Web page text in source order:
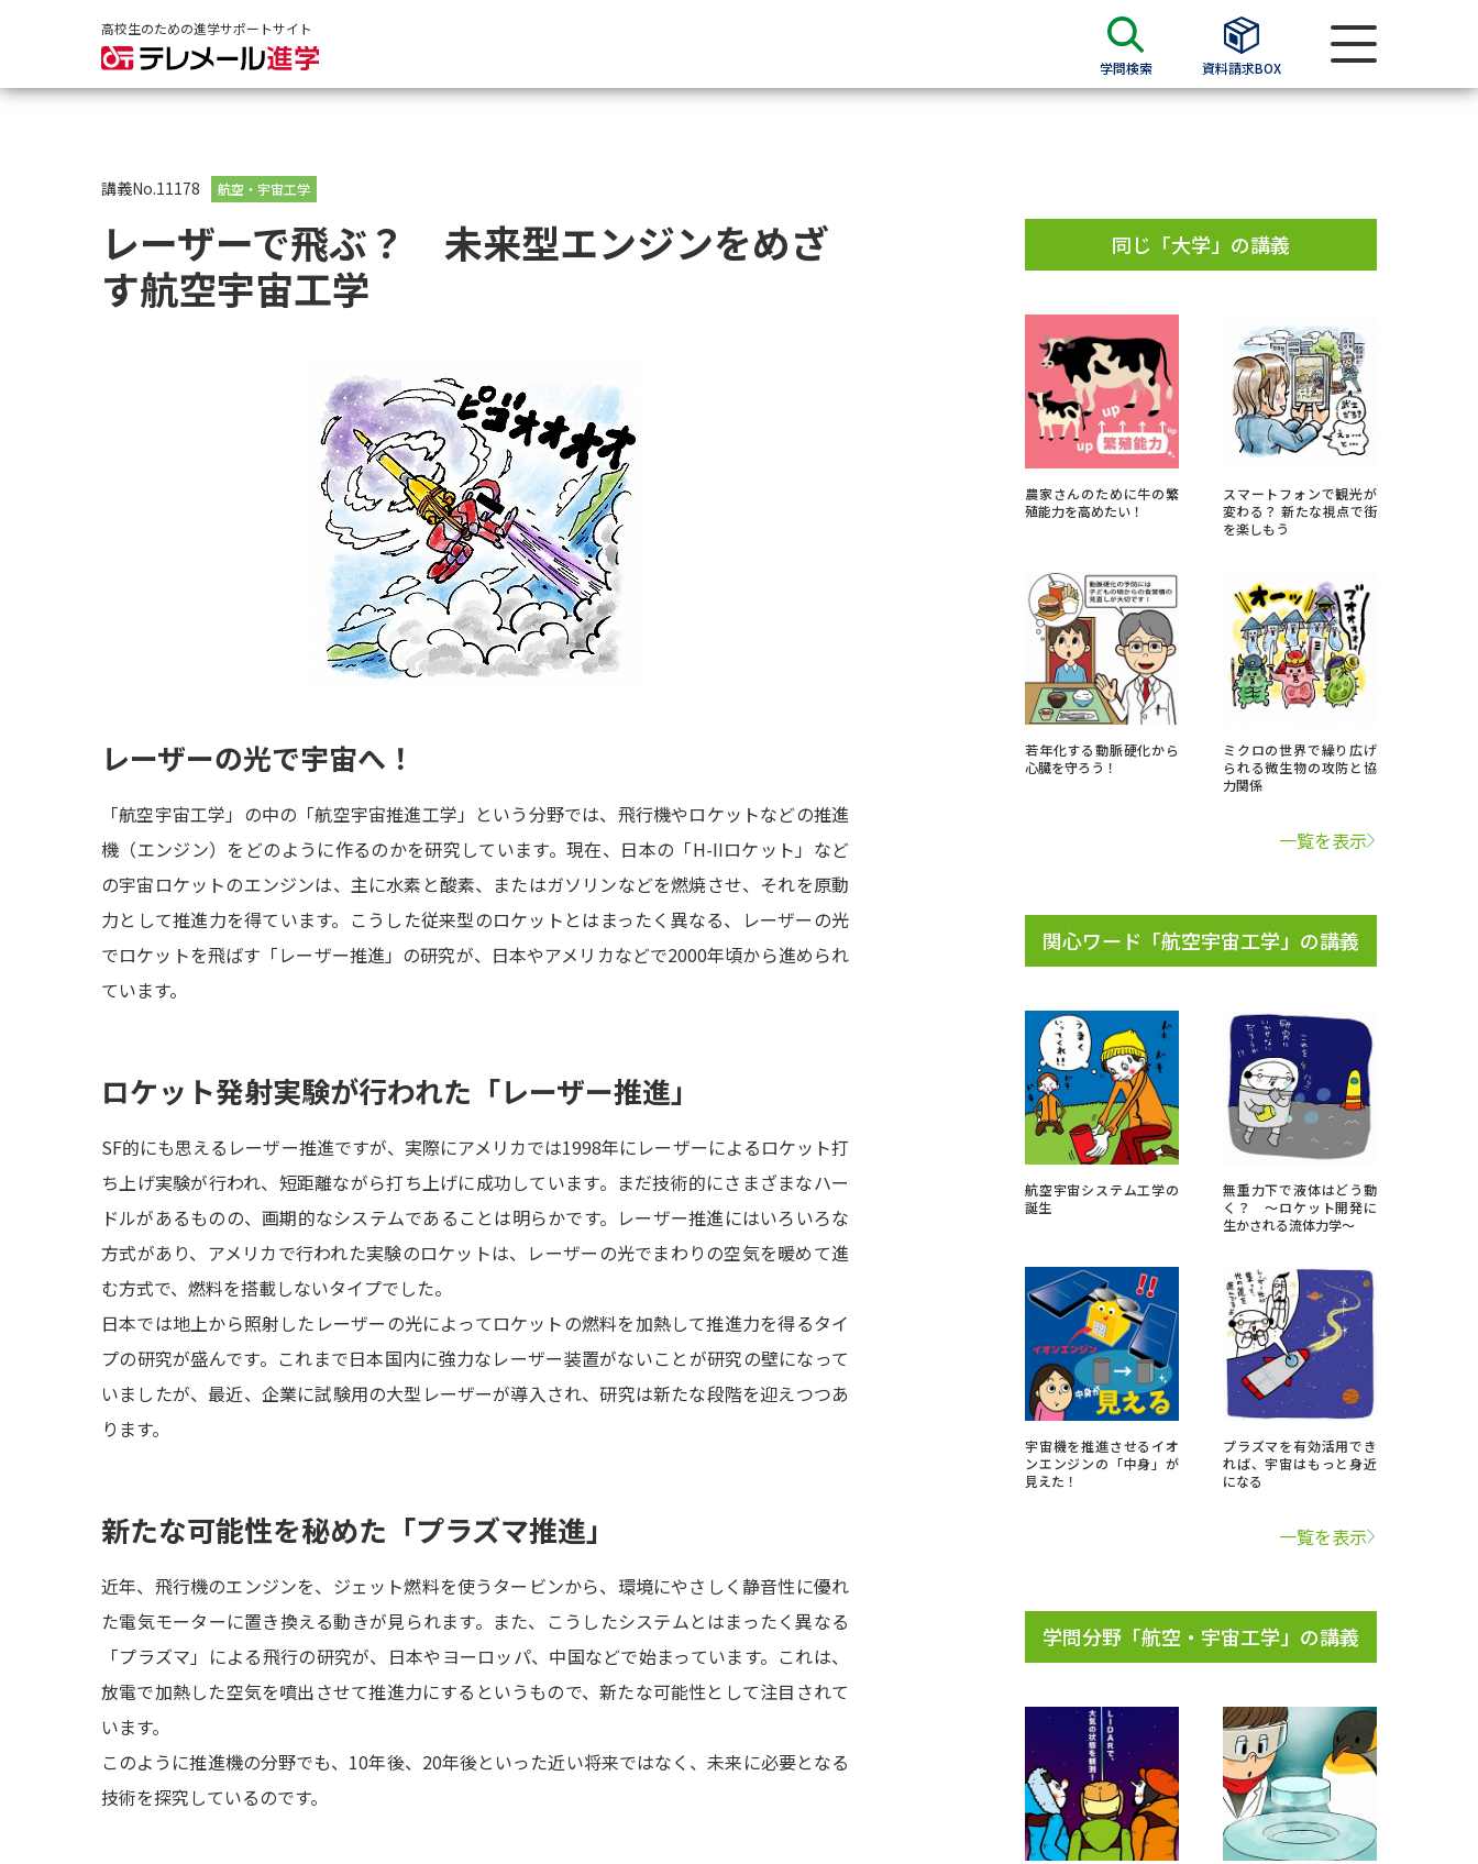
高校生のための進学サポートサイト
学問検索 資料請求BOX
大学・短大の資料種類から請求
学部・学科パンフ
過去問題集
留学・進学関連、塾・予備校
高等学校卒業程度認定試験
小学校教員資格認定試験
大学検索
大学で学べる内容や特徴を調べる
新増設大学・学部・学科特集
データサイエンス特集
進路の３択
新学年スタート号特集ページ（高3生用）
新学年スタート号特集ページ（高2生用）
実施プログラムから探す
来場型・Web型イベント特集
受験準備 資料検索
志望校・出願校を調べる
併願校選び 受験スケジュールを立てよう
先輩が入学を決めた理由
新生活お役立ちガイド
大学で学びたい学問発見
学問のミニ講義「夢ナビ講義」 学問分野解説 学問の教科書 夢ナビライブ
ユーザーサポート
このサイトについて
講義No.11178 航空・宇宙工学
レーザーで飛ぶ？ 未来型エンジンをめざ
す航空宇宙工学
レーザーの光で宇宙へ！
「航空宇宙工学」の中の「航空宇宙推進工学」という分野では、飛行機やロケットなどの推進
機（エンジン）をどのように作るのかを研究しています。現在、日本の「H-IIロケット」など
の宇宙ロケットのエンジンは、主に水素と酸素、またはガソリンなどを燃焼させ、それを原動
力として推進力を得ています。こうした従来型のロケットとはまったく異なる、レーザーの光
でロケットを飛ばす「レーザー推進」の研究が、日本やアメリカなどで2000年頃から進められ
ています。
ロケット発射実験が行われた「レーザー推進」
SF的にも思えるレーザー推進ですが、実際にアメリカでは1998年にレーザーによるロケット打
ち上げ実験が行われ、短距離ながら打ち上げに成功しています。まだ技術的にさまざまなハー
ドルがあるものの、画期的なシステムであることは明らかです。レーザー推進にはいろいろな
方式があり、アメリカで行われた実験のロケットは、レーザーの光でまわりの空気を暖めて進
む方式で、燃料を搭載しないタイプでした。
日本では地上から照射したレーザーの光によってロケットの燃料を加熱して推進力を得るタイ
プの研究が盛んです。これまで日本国内に強力なレーザー装置がないことが研究の壁になって
いましたが、最近、企業に試験用の大型レーザーが導入され、研究は新たな段階を迎えつつあ
ります。
新たな可能性を秘めた「プラズマ推進」
近年、飛行機のエンジンを、ジェット燃料を使うタービンから、環境にやさしく静音性に優れ
た電気モーターに置き換える動きが見られます。また、こうしたシステムとはまったく異なる
「プラズマ」による飛行の研究が、日本やヨーロッパ、中国などで始まっています。これは、
放電で加熱した空気を噴出させて推進力にするというもので、新たな可能性として注目されて
います。
このように推進機の分野でも、10年後、20年後といった近い将来ではなく、未来に必要となる
技術を探究しているのです。
同じ「大学」の講義
農家さんのために牛の繁
殖能力を高めたい！
スマートフォンで観光が
変わる？ 新たな視点で街
を楽しもう
若年化する動脈硬化から
心臓を守ろう！
ミクロの世界で繰り広げ
られる微生物の攻防と協
力関係
一覧を表示
関心ワード「航空宇宙工学」の講義
航空宇宙システム工学の
誕生
無重力下で液体はどう動
く？ ～ロケット開発に
生かされる流体力学～
宇宙機を推進させるイオ
ンエンジンの「中身」が
見えた！
プラズマを有効活用でき
れば、宇宙はもっと身近
になる
一覧を表示
学問分野「航空・宇宙工学」の講義